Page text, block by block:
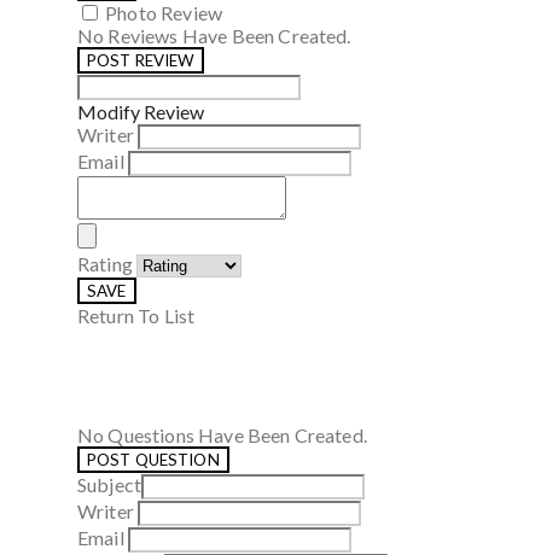
Photo Review
No Reviews Have Been Created.
POST REVIEW
Modify Review
Writer
Email
Rating
SAVE
Return To List
No Questions Have Been Created.
POST QUESTION
Subject
Writer
Email